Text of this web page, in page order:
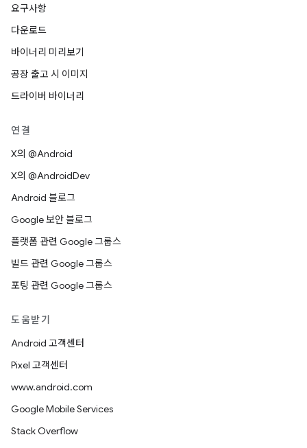
요구사항
다운로드
바이너리 미리보기
공장 출고 시 이미지
드라이버 바이너리
연결
X의 @Android
X의 @AndroidDev
Android 블로그
Google 보안 블로그
플랫폼 관련 Google 그룹스
빌드 관련 Google 그룹스
포팅 관련 Google 그룹스
도움받기
Android 고객센터
Pixel 고객센터
www.android.com
Google Mobile Services
Stack Overflow